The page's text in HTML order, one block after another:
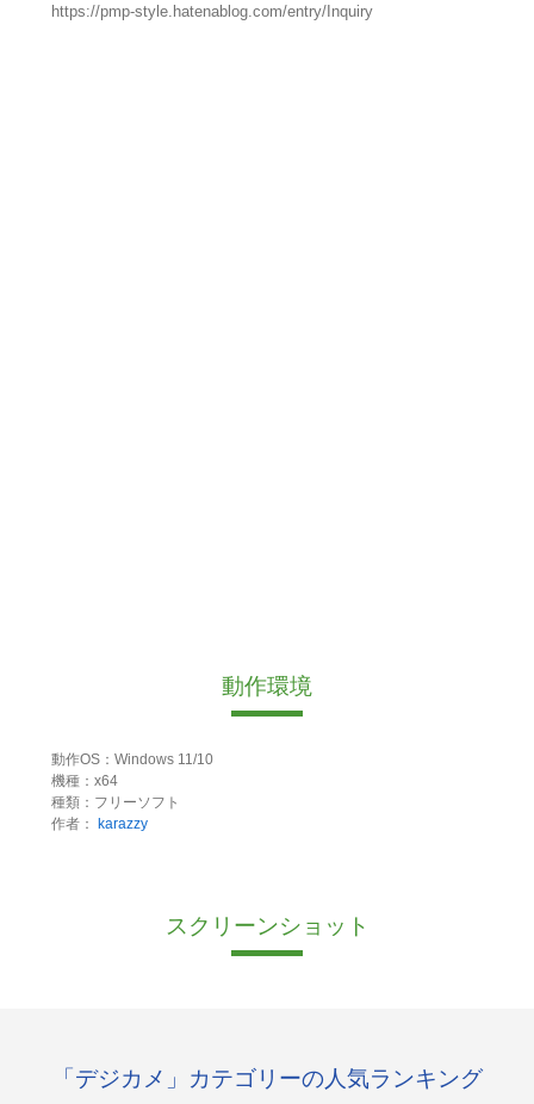
https://pmp-style.hatenablog.com/entry/Inquiry
動作環境
動作OS：Windows 11/10
機種：x64
種類：フリーソフト
作者：
karazzy
スクリーンショット
「デジカメ」カテゴリーの人気ランキング